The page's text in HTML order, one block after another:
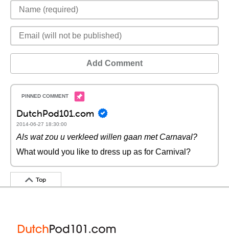
Add Comment
DutchPod101.com
2014-06-27 18:30:00
Als wat zou u verkleed willen gaan met Carnaval?
What would you like to dress up as for Carnival?
Top